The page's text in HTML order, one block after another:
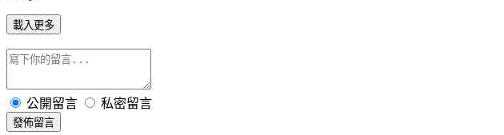
載入更多
公開留言 私密留言
發佈留言